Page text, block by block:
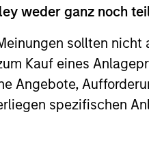
weder ganz noch
sollten
Kauf eines
Angebote,
spezifischen